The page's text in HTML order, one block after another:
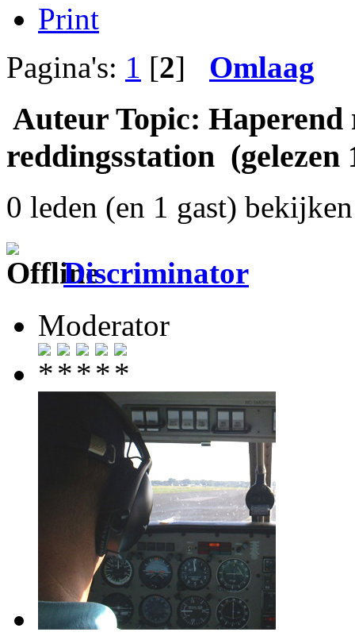
Print
Pagina's: 1 [2] Omlaag
Auteur Topic: Haperend
reddingsstation (gelezen
0 leden (en 1 gast)
Discriminator
Moderator